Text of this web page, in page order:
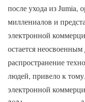
после ухода из Jumia,
миллениалов и
электронной
остается
распространение
людей, привело к
электронной